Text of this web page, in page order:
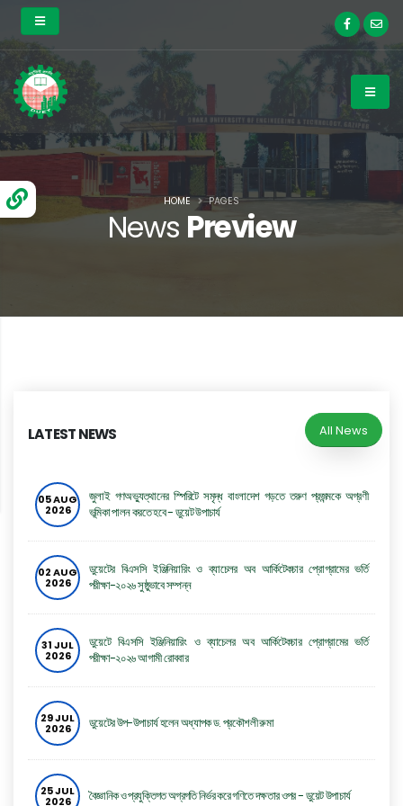
News Preview
HOME PAGES
LATEST NEWS All News
05 AUG
2026
জুলাই গণঅভ্যুত্থানের স্পিরিটে সমৃদ্ধ বাংলাদেশ গড়তে তরুণ প্রজন্মকে অগ্রণী
ভূমিকা পালন করতে হবে - ডুয়েট উপাচার্য
02 AUG
2026
ডুয়েটের বিএসসি ইঞ্জিনিয়ারিং ও ব্যাচেলর অব আর্কিটেকচার প্রোগ্রামের ভর্তি
পরীক্ষা-২০২৬ সুষ্ঠুভাবে সম্পন্ন
31 JUL
2026
ডুয়েটে বিএসসি ইঞ্জিনিয়ারিং ও ব্যাচেলর অব আর্কিটেকচার প্রোগ্রামের ভর্তি
পরীক্ষা-২০২৬ আগামী রোববার
29 JUL
2026 ডুয়েটের উপ-উপাচার্য হলেন অধ্যাপক ড. প্রকৌশলী রুমা
25 JUL
2026 বৈজ্ঞানিক ও প্রযুক্তিগত অগ্রগতি নির্ভর করে গণিতে দক্ষতার ওপর - ডুয়েট উপাচার্য